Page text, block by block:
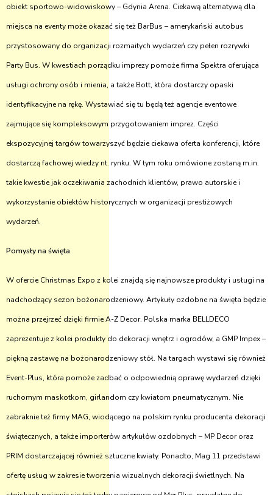
obiekt sportowo-widowiskowy – Gdynia Arena. Ciekawą alternatywą dla
miejsca na eventy może okazać się też BarBus – amerykański autobus
przystosowany do organizacji rozmaitych wydarzeń czy pełen rozrywki
Party Bus. W kwestiach porządku imprezy pomoże firma Spektra oferująca
usługi ochrony osób i mienia, a także Bott, która dostarczy opaski
identyfikacyjne na rękę. Wystawiać się tu będą też agencje eventowe
zajmujące się kompleksowym przygotowaniem imprez. Części
ekspozycyjnej targów towarzyszyć będzie ciekawa oferta konferencji, które
dostarczą fachowej wiedzy nt. rynku. W tym roku omówione zostaną m.in.
takie kwestie jak oczekiwania zachodnich klientów, prawo autorskie i
wykorzystanie obiektów historycznych w organizacji prestiżowych
wydarzeń.
Pomysły na święta
W ofercie Christmas Expo z kolei znajdą się najnowsze produkty i usługi na
nadchodzący sezon bożonarodzeniowy. Artykuły ozdobne na święta będzie
można przejrzeć dzięki firmie A-Z Decor. Polska marka BELLDECO
zaprezentuje z kolei produkty do dekoracji wnętrz i ogrodów, a GMP Impex –
piękną zastawę na bożonarodzeniowy stół. Na targach wystawi się również
Event-Plus, która pomoże zadbać o odpowiednią oprawę wydarzeń dzięki
ruchomym maskotkom, girlandom czy kwiatom pneumatycznym. Nie
zabraknie też firmy MAG, wiodącego na polskim rynku producenta dekoracji
świątecznych, a także importerów artykułów ozdobnych – MP Decor oraz
PRIM dostarczającej również sztuczne kwiaty. Ponadto, Mag 11 przedstawi
ofertę usług w zakresie tworzenia wizualnych dekoracji świetlnych. Na